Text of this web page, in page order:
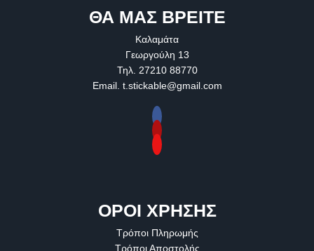
ΘΑ ΜΑΣ ΒΡΕΙΤΕ
Καλαμάτα
Γεωργούλη 13
Τηλ. 27210 88770
Email. t.stickable@gmail.com
ΟΡΟΙ ΧΡΗΣΗΣ
Τρόποι Πληρωμής
Τρόποι Αποστολής